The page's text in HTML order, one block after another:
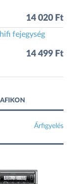
14 020 Ft
fejegység
14 499 Ft
Árfigyelés